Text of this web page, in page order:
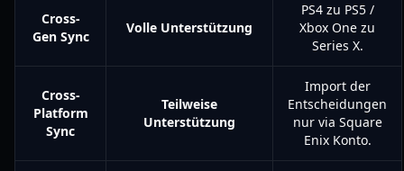
Cross-
Gen Sync
Volle Unterstützung
PS4 zu PS5 /
Xbox One zu
Series X.
Cross-
Platform
Sync
Teilweise
Unterstützung
Import der
Entscheidungen
nur via Square
Enix Konto.